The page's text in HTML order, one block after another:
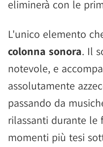
eliminerà con le
L'unico elemento
colonna sonora. Il
notevole, e
assolutamente
passando da
rilassanti durante le
momenti più tesi